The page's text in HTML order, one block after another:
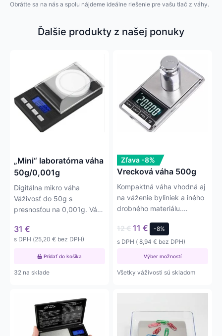
Obráťte sa na nás a spolu nájdeme ideálne riešenie pre vašu tlač z váhy.
Ďalšie produkty z našej ponuky
„Mini“ laboratórna váha
50g/0,001g
Digitálna mikro váha
Váživosť do 50g s
presnosťou na 0,001g. Váha
priemere 5 cm
31 €
s DPH (25,20 € bez DPH)
Pridať do košíka
32 na sklade
Zľava -8%
Vrecková váha 500g
Kompaktná váha vhodná aj
na váženie byliniek a iného
drobného materiálu.
Presnosť…
12€ 11 €
-8%
s DPH ( 8,94 € bez DPH)
Výber možností
viacero
variantov.
Možnosti
na
stránke
Všetky váživosti sú skladom
produkt
viacero
viacero